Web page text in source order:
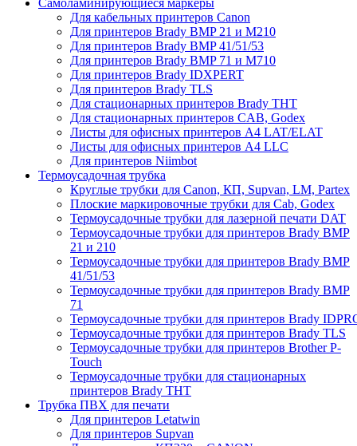
Самоламинирующиеся маркеры
Для кабельных принтеров Canon
Для принтеров Brady BMP 21 и M210
Для принтеров Brady BMP 41/51/53
Для принтеров Brady BMP 71 и M710
Для принтеров Brady IDXPERT
Для принтеров Brady TLS
Для стационарных принтеров Brady THT
Для стационарных принтеров CAB, Godex
Листы для офисных принтеров А4 LAT/ELAT
Листы для офисных принтеров А4 LLC
Для принтеров Niimbot
Термоусадочная трубка
Круглые трубки для Canon, КП, Supvan, LM, Partex
Плоские маркировочные трубки для Cab, Godex
Термоусадочные трубки для лазерной печати DAT
Термоусадочные трубки для принтеров Brady BMP
21 и 210
Термоусадочные трубки для принтеров Brady BMP
41/51/53
Термоусадочные трубки для принтеров Brady BMP
71
Термоусадочные трубки для принтеров Brady
Термоусадочные трубки для принтеров Brady TLS
Термоусадочные трубки для принтеров Brother P-
Touch
Термоусадочные трубки для стационарных
принтеров Brady THT
Трубка ПВХ для печати
Для принтеров Letatwin
Для принтеров Supvan